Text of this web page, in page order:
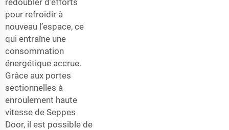
redoubler d’efforts
pour refroidir à
nouveau l’espace, ce
qui entraîne une
consommation
énergétique accrue.
Grâce aux portes
sectionnelles à
enroulement haute
vitesse de Seppes
Door, il est possible de